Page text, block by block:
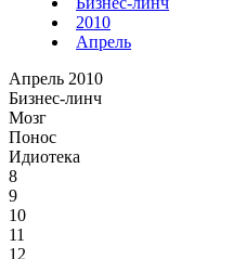
2010
Апрель
Апрель 2010
Бизнес-линч
Мозг
Понос
Идиотека
8
9
10
11
12